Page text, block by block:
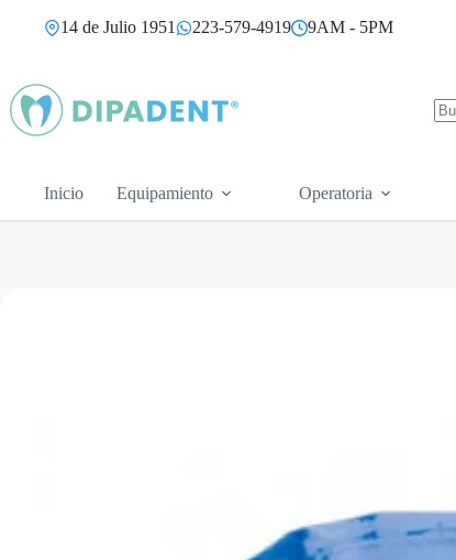
14 de Julio 1951 223-579-4919 9AM - 5PM
Inicio Equipamiento Operatoria